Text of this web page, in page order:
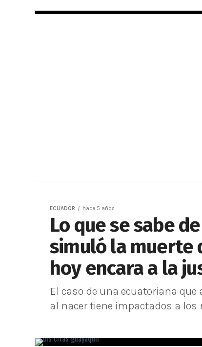
ECUADOR hace 5 años
Lo que se sabe
simuló la muerte
hoy encara a la
El caso de una ecuatoriana
al nacer tiene impactados a los